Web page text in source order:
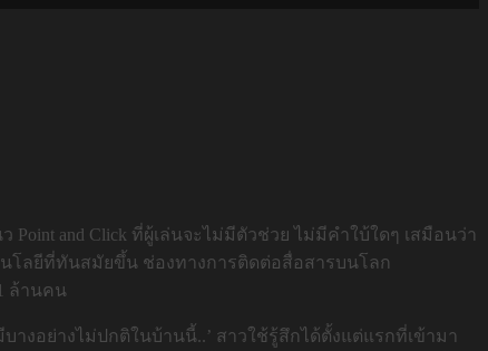
Point and Click ที่ผู้เล่นจะไม่มีตัวช่วย ไม่มีคำใบ้ใดๆ เสมือนว่า
นโลยีที่ทันสมัยขึ้น ช่องทางการติดต่อสื่อสารบนโลก
ล้านคน
งอย่างไม่ปกติในบ้านนี้..’ สาวใช้รู้สึกได้ตั้งแต่แรกที่เข้ามา